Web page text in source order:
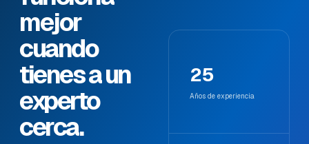
mejor
cuando
tienes a un
experto
cerca.
25
Años de experiencia